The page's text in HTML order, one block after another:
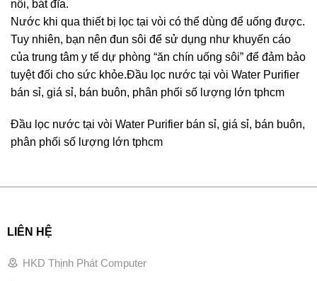
nồi, bát đĩa.
Nước khi qua thiết bị lọc tại vòi có thể dùng để uống được.
Tuy nhiên, bạn nên đun sôi để sử dụng như khuyến cáo
của trung tâm y tế dự phòng “ăn chín uống sôi” để đảm bảo
tuyệt đối cho sức khỏe.Đầu lọc nước tại vòi Water Purifier
bán sỉ, giá sỉ, bán buôn, phân phối số lượng lớn tphcm
Đầu lọc nước tại vòi Water Purifier bán sỉ, giá sỉ, bán buôn,
phân phối số lượng lớn tphcm
LIÊN HỆ
HKD Thịnh Phát Computer